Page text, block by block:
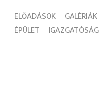
ELŐADÁSOK GALÉRIÁK
ÉPÜLET
IGAZGATÓSÁG